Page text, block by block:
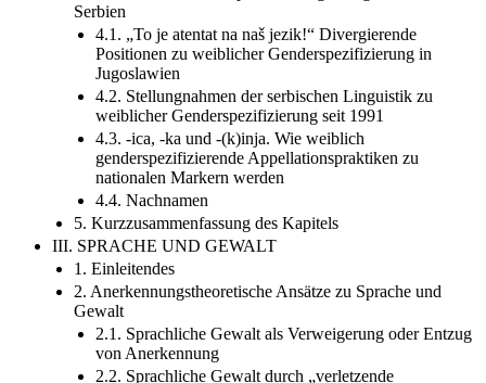
Serbien
4.1. „To je atentat na naš jezik!“ Divergierende
Positionen zu weiblicher Genderspezifizierung in
Jugoslawien
4.2. Stellungnahmen der serbischen Linguistik zu
weiblicher Genderspezifizierung seit 1991
4.3. -ica, -ka und -(k)inja. Wie weiblich
genderspezifizierende Appellationspraktiken zu
nationalen Markern werden
4.4. Nachnamen
5. Kurzzusammenfassung des Kapitels
III. SPRACHE UND GEWALT
1. Einleitendes
2. Anerkennungstheoretische Ansätze zu Sprache und
Gewalt
2.1. Sprachliche Gewalt als Verweigerung oder Entzug
von Anerkennung
2.2. Sprachliche Gewalt durch „verletzende